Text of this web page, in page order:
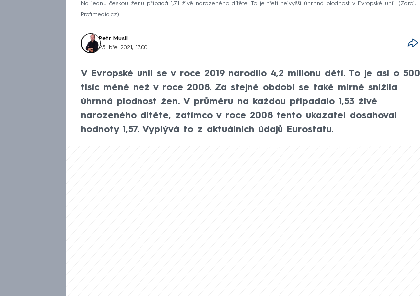
Na jednu českou ženu připadá 1,71 živě narozeného dítěte. To je třetí nejvyšší úhrnná plodnost v Evropské unii.
Zdroj:
Profimedia.cz
Petr Musil
25. bře 2021, 13:00
V Evropské unii se v roce 2019 narodilo 4,2 milionu dětí. To je asi o 500
tisíc méně než v roce 2008. Za stejné období se také mírně snížila
úhrnná plodnost žen. V průměru na každou připadalo 1,53 živě
narozeného dítěte, zatímco v roce 2008 tento ukazatel dosahoval
hodnoty 1,57. Vyplývá to z aktuálních údajů Eurostatu.